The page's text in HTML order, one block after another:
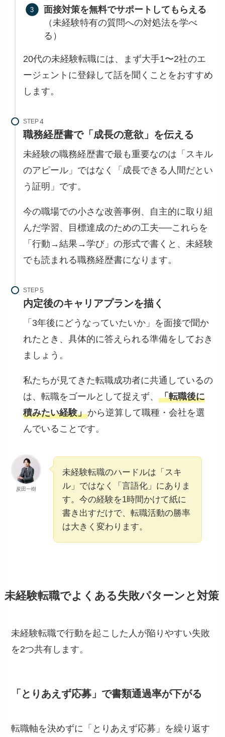
面接対策を無料でサポートしてもらえる
（未経験特有の質問への対処法を学べ
る）
20代の未経験転職には、まず大手1〜2社のエ
ージェントに登録して話を聞くことをおすすめ
します。
STEP
職務経歴書で「成長の意欲」を伝える
未経験の職務経歴書で最も重要なのは「スキル
のアピール」ではなく「成長できる人間だとい
う証明」です。
今の職場での小さな改善事例、自主的に取り組
んだ学習、目標達成のための工夫──これらを
「行動→結果→学び」の形式で書くと、未経験
でも読まれる職務経歴書になります。
STEP
内定後のキャリアプランを描く
「3年後にどうなっていたいか」を面接で聞か
れたとき、具体的に答えられる準備をしておき
ましょう。
私たちが見てきた転職成功者に共通しているの
は、転職をゴールとして捉えず、「転職後に
積みたい経験」から逆算して職種・会社を選
んでいることです。
炭田一樹
未経験転職のハードルは「スキ
ル」ではなく「言語化」にありま
す。今の経験を1時間かけて紙に
書き出すだけで、転職活動の勝率
は大きく変わります。
未経験転職でよくある失敗パターンと対策
未経験転職で行動を起こした人が陥りやすい失敗
を2つ共有します。
「とりあえず応募」で書類通過率が下がる
転職軸を決めずに「とりあえず応募」を繰り返す